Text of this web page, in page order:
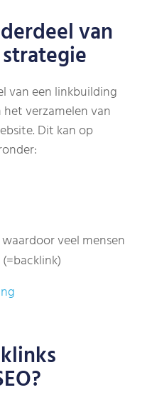
van
van een linkbuilding
verzamelen van
Dit kan op
veel mensen